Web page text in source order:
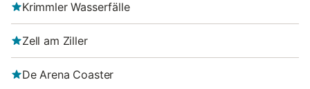
Krimmler Wasserfälle
Zell am Ziller
De Arena Coaster